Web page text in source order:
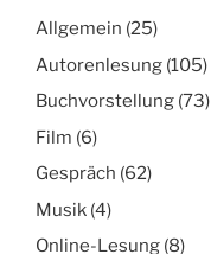
Allgemein (25)
Autorenlesung (105)
Buchvorstellung (73)
Film (6)
Gespräch (62)
Musik (4)
Online-Lesung (8)